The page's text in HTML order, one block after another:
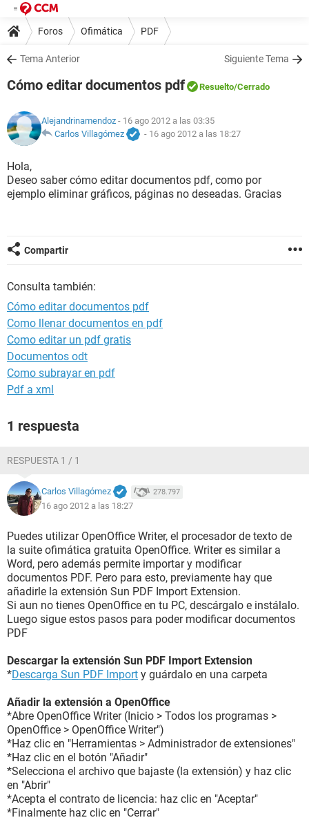
Foros Ofimática PDF
Tema Anterior Siguiente Tema
Cómo editar documentos pdf Resuelto/Cerrado
Alejandrinamendoz - 16 ago 2012 a las 03:35
Carlos Villagómez
- 16 ago 2012 a las 18:27
Hola,
Deseo saber cómo editar documentos pdf, como por
ejemplo eliminar gráficos, páginas no deseadas. Gracias
Compartir
Consulta también:
Cómo editar documentos pdf
Como llenar documentos en pdf
Como editar un pdf gratis
Documentos odt
Como subrayar en pdf
Pdf a xml
1 respuesta
RESPUESTA 1 / 1
Carlos Villagómez 278.797
16 ago 2012 a las 18:27
Puedes utilizar OpenOffice Writer, el procesador de texto de
la suite ofimática gratuita OpenOffice. Writer es similar a
Word, pero además permite importar y modificar
documentos PDF. Pero para esto, previamente hay que
añadirle la extensión Sun PDF Import Extension.
Si aun no tienes OpenOffice en tu PC, descárgalo e instálalo.
Luego sigue estos pasos para poder modificar documentos
PDF
Descargar la extensión Sun PDF Import Extension
*Descarga Sun PDF Import y guárdalo en una carpeta
Añadir la extensión a OpenOffice
*Abre OpenOffice Writer (Inicio > Todos los programas >
OpenOffice > OpenOffice Writer")
*Haz clic en "Herramientas > Administrador de extensiones"
*Haz clic en el botón "Añadir"
*Selecciona el archivo que bajaste (la extensión) y haz clic
en "Abrir"
*Acepta el contrato de licencia: haz clic en "Aceptar"
*Finalmente haz clic en "Cerrar"